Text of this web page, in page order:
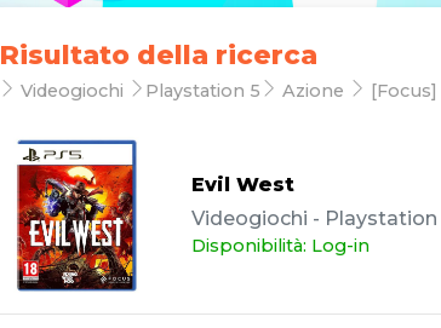
Risultato della ricerca
Videogiochi Playstation 5 Azione [Focus]
Evil West
Videogiochi - Playstation
Disponibilità: Log-in